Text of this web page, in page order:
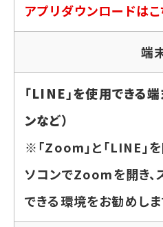
アプリダウンロードは
端
「LINE」を使用できる端
ンなど）
※「Zoom」と「LINE」
ソコンでZoomを開き
できる環境をお勧めしま